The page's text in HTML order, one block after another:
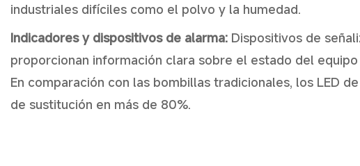
industriales difíciles como el polvo y la humedad.
Indicadores y dispositivos de alarma: Dispositivos de
proporcionan información clara sobre el estado del
En comparación con las bombillas tradicionales, los LED
de sustitución en más de 80%.